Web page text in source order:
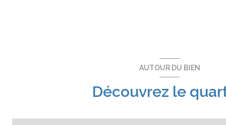
AUTOUR DU BIEN
Découvrez le